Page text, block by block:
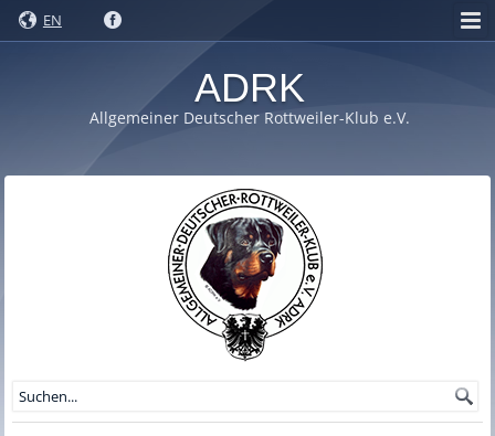
EN
ADRK
Allgemeiner Deutscher Rottweiler-Klub e.V.